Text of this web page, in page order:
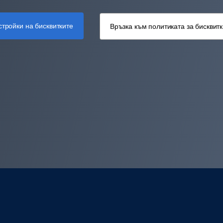
на бисквитките Връзка към политиката за